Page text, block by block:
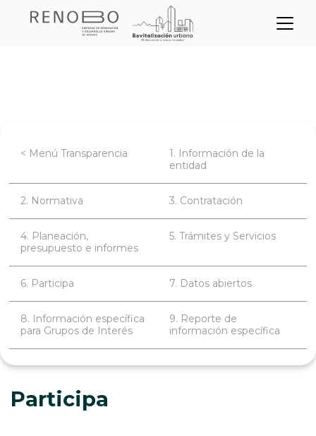
Sitio Web Empresa de
Transparencia
< Menú Transparencia
1. Información de la
entidad
2. Normativa 3. Contratación
4. Planeación,
presupuesto e informes
5. Trámites y Servicios
6. Participa 7. Datos abiertos
8. Información específica
para Grupos de Interés
9. Reporte de
información específica
Participa